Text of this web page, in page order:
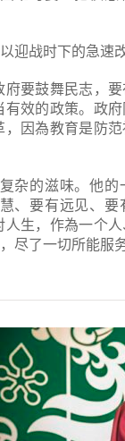
迎战时下的急速
要鼓舞民志，
效的政策。政府
因為教育是防
杂的滋味。他的
、要有远见、要
生，作為一个
尽了一切所能服